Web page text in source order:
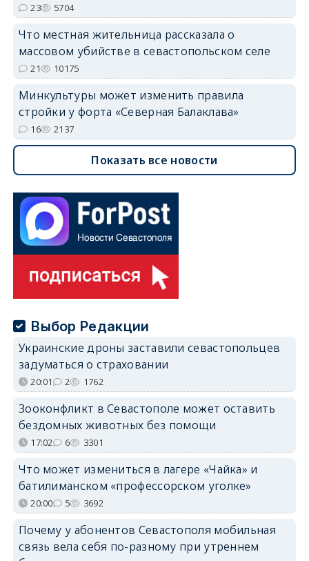
23 5704
Что местная жительница рассказала о
массовом убийстве в севастопольском селе
21 10175
Минкультуры может изменить правила
стройки у форта «Северная Балаклава»
16 2137
Показать все новости
Выбор Редакции
Украинские дроны заставили севастопольцев
задуматься о страховании
20:01 2 1762
Зооконфликт в Севастополе может оставить
бездомных животных без помощи
17:02 6 3301
Что может измениться в лагере «Чайка» и
батилиманском «профессорском уголке»
20:00 5 3692
Почему у абонентов Севастополя мобильная
связь вела себя по-разному при утреннем